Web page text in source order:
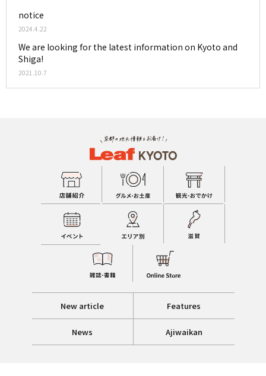
notice
2024.4.22
We are looking for the latest information on Kyoto and
Shiga!
2021.10.7
New article Features
News Ajiwaikan